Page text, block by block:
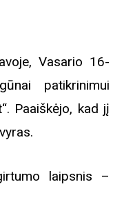
Vasario 16-
patikrinimui
Paaiškėjo, kad jį
laipsnis –